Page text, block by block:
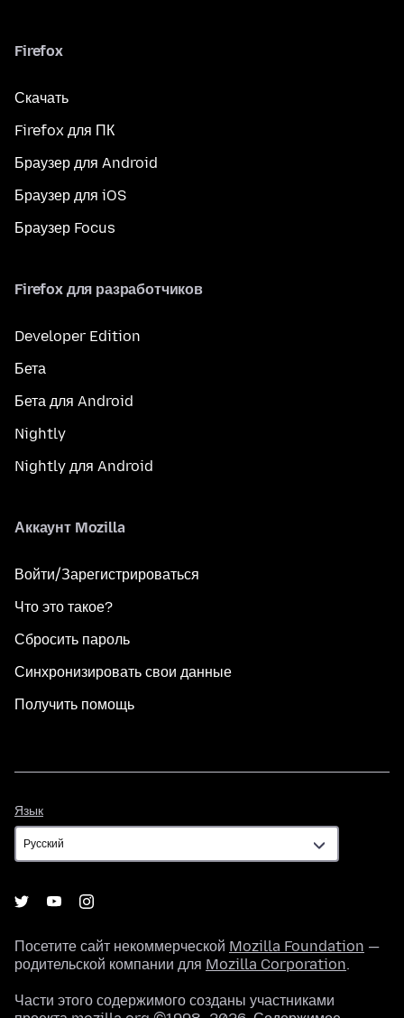
Firefox
Скачать
Firefox для ПК
Браузер для Android
Браузер для iOS
Браузер Focus
Firefox для разработчиков
Developer Edition
Бета
Бета для Android
Nightly
Nightly для Android
Аккаунт Mozilla
Войти/Зарегистрироваться
Что это такое?
Сбросить пароль
Синхронизировать свои данные
Получить помощь
Язык
Посетите сайт некоммерческой Mozilla Foundation —
родительской компании для Mozilla Corporation.
Части этого содержимого созданы участниками